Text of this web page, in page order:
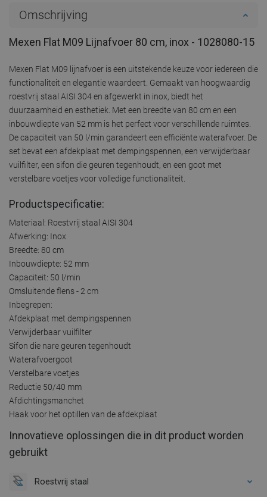
Omschrijving
Mexen Flat M09 Lijnafvoer 80 cm, inox - 1028080-15
Mexen Flat M09 lijnafvoer is een uitstekende keuze voor iedereen die
functionaliteit en elegantie waardeert. Gemaakt van hoogwaardig
roestvrij staal AISI 304 en afgewerkt in inox, biedt het
duurzaamheid en esthetiek. Met een breedte van 80 cm en een
inbouwdiepte van 52 mm is het perfect voor verschillende ruimtes.
De capaciteit van 50 l/min garandeert een efficiënte waterafvoer. De
set bevat een afdekplaat met dempingspennen, een verwijderbaar
vuilfilter, een sifon die geuren tegenhoudt, en een goot met
verstelbare voetjes voor volledige functionaliteit.
Productspecificatie:
Materiaal: Roestvrij staal AISI 304
Afwerking: Inox
Breedte: 80 cm
Inbouwdiepte: 52 mm
Capaciteit: 50 l/min
Omsluitende flens - 2 cm
Inbegrepen:
Afdekplaat met dempingspennen
Verwijderbaar vuilfilter
Sifon die nare geuren tegenhoudt
Waterafvoergoot
Verstelbare voetjes
Reductie 50/40 mm
Afdichtingsmanchet
Haak voor het optillen van de afdekplaat
Innovatieve oplossingen die in dit product worden
gebruikt
Roestvrij staal